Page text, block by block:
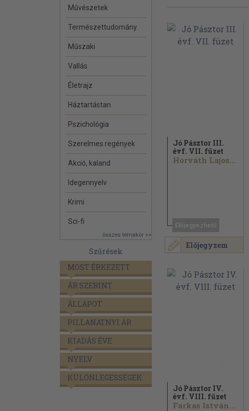
Művészetek
Természettudomány
Műszaki
Vallás
Életrajz
Háztartástan
Pszichológia
Szerelmes regények
Akció, kaland
Idegennyelv
Krimi
Sci-fi
összes témakör >>
Szűrések
MOST ÉRKEZETT
ÁR SZERINT
ÁLLAPOT
PILLANATNYI ÁR
KIADÁS ÉVE
NYELV
KÜLÖNLEGESSÉGEK
Előjegyzem
Jó Pásztor III.
évf. VII. füzet
Horváth Lajos...
Jó Pásztor IV.
évf. VIII. füzet
Farkas István...